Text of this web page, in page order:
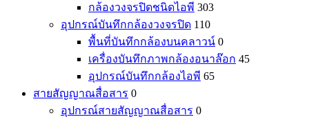
กล้องวงจรปิดชนิดไอพี 303
อุปกรณ์บันทึกกล้องวงจรปิด 110
พื้นที่บันทึกกล้องบนคลาวน์ 0
เครื่องบันทึกภาพกล้องอนาล๊อก 45
อุปกรณ์บันทึกกล้องไอพี 65
สายสัญญาณสื่อสาร 0
อุปกรณ์สายสัญญาณสื่อสาร 0